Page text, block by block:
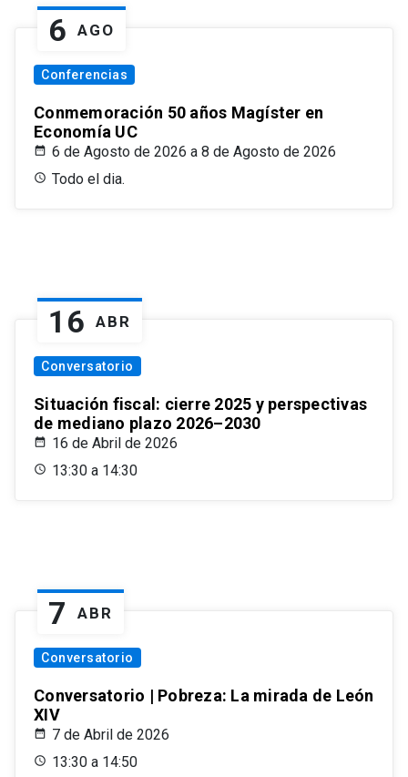
6 AGO
Conferencias
Conmemoración 50 años Magíster en
Economía UC
6 de Agosto de 2026 a 8 de Agosto de 2026
Todo el dia.
16 ABR
Conversatorio
Situación fiscal: cierre 2025 y perspectivas
de mediano plazo 2026–2030
16 de Abril de 2026
13:30 a 14:30
7 ABR
Conversatorio
Conversatorio | Pobreza: La mirada de León
XIV
7 de Abril de 2026
13:30 a 14:50